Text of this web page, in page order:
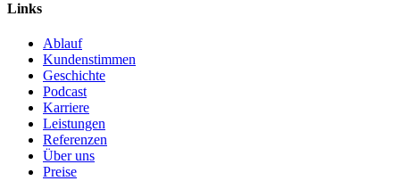
Links
Ablauf
Kundenstimmen
Geschichte
Podcast
Karriere
Leistungen
Referenzen
Über uns
Preise